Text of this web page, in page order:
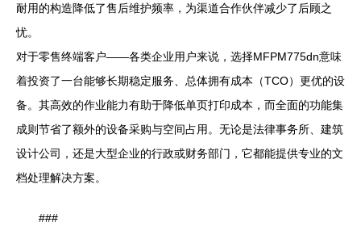
耐用的构造降低了售后维护频率，为渠道合作伙伴减少了后顾之
忧。
对于零售终端客户——各类企业用户来说，选择MFPM775dn意味
着投资了一台能够长期稳定服务、总体拥有成本（TCO）更优的设
备。其高效的作业能力有助于降低单页打印成本，而全面的功能集
成则节省了额外的设备采购与空间占用。无论是法律事务所、建筑
设计公司，还是大型企业的行政或财务部门，它都能提供专业的文
档处理解决方案。
###